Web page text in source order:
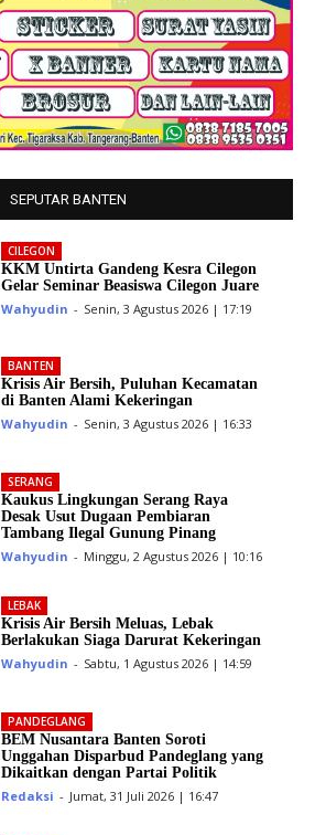
SEPUTAR BANTEN
CILEGON
KKM Untirta Gandeng Kesra Cilegon
Gelar Seminar Beasiswa Cilegon Juare
Wahyudin - Senin, 3 Agustus 2026 | 17:19
BANTEN
Krisis Air Bersih, Puluhan Kecamatan
di Banten Alami Kekeringan
Wahyudin - Senin, 3 Agustus 2026 | 16:33
SERANG
Kaukus Lingkungan Serang Raya
Desak Usut Dugaan Pembiaran
Tambang Ilegal Gunung Pinang
Wahyudin - Minggu, 2 Agustus 2026 | 10:16
LEBAK
Krisis Air Bersih Meluas, Lebak
Berlakukan Siaga Darurat Kekeringan
Wahyudin - Sabtu, 1 Agustus 2026 | 14:59
PANDEGLANG
BEM Nusantara Banten Soroti
Unggahan Disparbud Pandeglang yang
Dikaitkan dengan Partai Politik
Redaksi - Jumat, 31 Juli 2026 | 16:47